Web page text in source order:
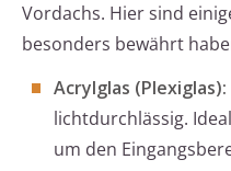
Vordachs. Hier sind
besonders bewährt
Acrylglas (Plexiglas):
lichtdurchlässig.
um den